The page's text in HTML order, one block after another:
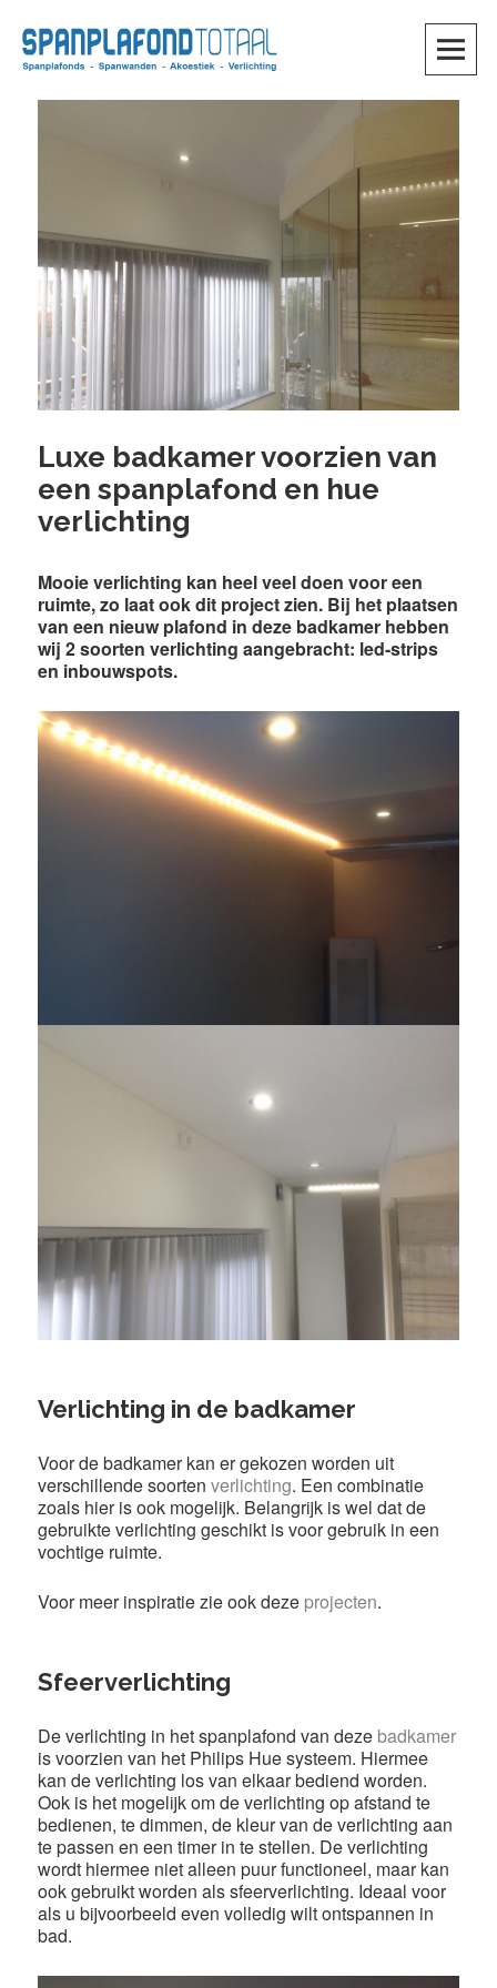
content
Luxe badkamer voorzien van
een spanplafond en hue
verlichting
Mooie verlichting kan heel veel doen voor een
ruimte, zo laat ook dit project zien. Bij het plaatsen
van een nieuw plafond in deze badkamer hebben
wij 2 soorten verlichting aangebracht: led-strips
en inbouwspots.
Verlichting in de badkamer
Voor de badkamer kan er gekozen worden uit
verschillende soortenverlichting. Een combinatie
zoals hier is ook mogelijk. Belangrijk is wel dat de
gebruikte verlichting geschikt is voor gebruik in een
vochtige ruimte.
Voor meer inspiratie zie ook deze projecten.
Sfeerverlichting
De verlichting in het spanplafond van deze badkamer
is voorzien van het Philips Hue systeem. Hiermee
kan de verlichting los van elkaar bediend worden.
Ook is het mogelijk om de verlichting op afstand te
bedienen, te dimmen, de kleur van de verlichting aan
te passen en een timer in te stellen. De verlichting
wordt hiermee niet alleen puur functioneel, maar kan
ook gebruikt worden als sfeerverlichting. Ideaal voor
als u bijvoorbeeld even volledig wilt ontspannen in
bad.